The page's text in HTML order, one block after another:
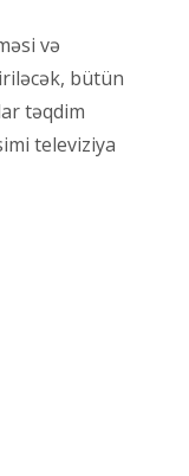
və
bütün
təqdim
televiziya